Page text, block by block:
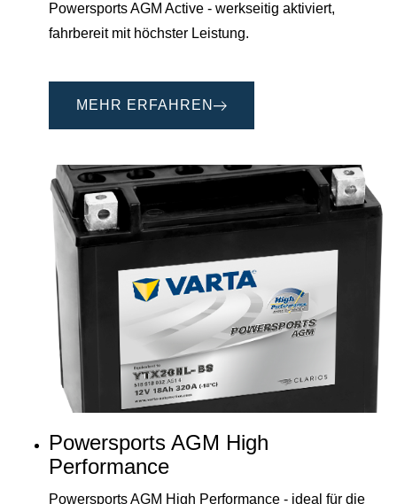
Powersports AGM Active - werkseitig aktiviert,
fahrbereit mit höchster Leistung.
MEHR ERFAHREN
Powersports AGM High
Performance
Powersports AGM High Performance - ideal für die